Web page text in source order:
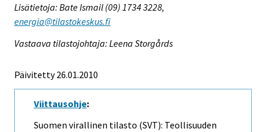
Lisätietoja: Bate Ismail (09) 1734 3228,
energia@tilastokeskus.fi
Vastaava tilastojohtaja: Leena Storgårds
Päivitetty 26.01.2010
Viittausohje:
Suomen virallinen tilasto (SVT): Teollisuuden